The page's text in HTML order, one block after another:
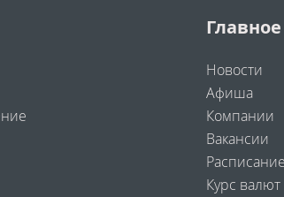
Новости
Афиша
Компании
Вакансии
Расписание
Курс валют